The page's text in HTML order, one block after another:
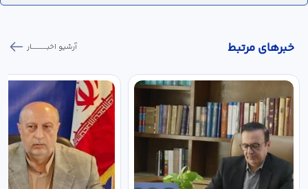
خبر‌های مرتبط آرشیو اخبـــــــــــار